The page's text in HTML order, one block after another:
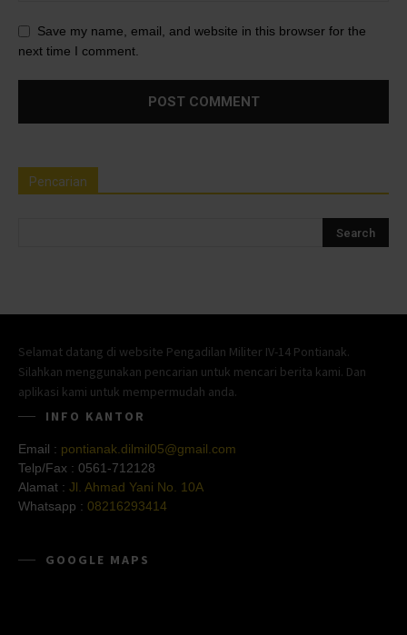
Save my name, email, and website in this browser for the
next time I comment.
Pencarian
Selamat datang di website Pengadilan Militer IV-14 Pontianak.
Silahkan menggunakan pencarian untuk mencari berita kami. Dan
aplikasi kami untuk mempermudah anda.
INFO KANTOR
Email : pontianak.dilmil05@gmail.com
Telp/Fax : 0561-712128
Alamat : Jl. Ahmad Yani No. 10A
Whatsapp : 08216293414
GOOGLE MAPS